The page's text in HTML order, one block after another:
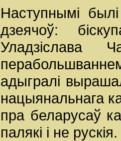
Наступнымі
дзеячоў:
Уладзіслава
адыгралі
нацыянальнага
пра беларусаў
палякі і не рускія.